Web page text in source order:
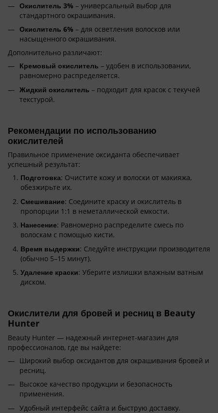
Окислитель 3% – универсальный выбор для
стандартного окрашивания.
Окислитель 6% – для осветления волосков или
насыщенного окрашивания.
Дополнительно различают:
Кремовый окислитель – удобен в использовании,
равномерно распределяется.
Жидкий окислитель – подходит для красок с текучей
текстурой.
Рекомендации по использованию
окислителей
Правильное применение оксиданта обеспечивает
успешный результат:
Подготовка: Очистите кожу и волоски от макияжа,
обезжирьте их.
Смешивание: Соедините краску и окислитель в
пропорции 1:1 в неметаллической емкости.
Нанесение: Равномерно распределите смесь по
волоскам с помощью кисти.
Время выдержки: Следуйте инструкции производителя
(обычно 5–15 минут).
Удаление краски: Уберите излишки влажным ватным
диском.
Окислители для бровей и ресниц в Beauty
Hunter
Beauty Hunter — надежный интернет-магазин для
профессионалов, где вы найдете:
Широкий выбор оксидантов для окрашивания бровей и
ресниц.
Высокое качество продукции и безопасность
применения.
Удобный интерфейс сайта и быструю доставку.